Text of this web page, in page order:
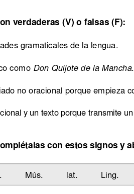
verdaderas (V) o falsas (F):
gramaticales de la lengua.
como Don Quijote de la Mancha.
no oracional porque empieza
y un texto porque transmite
con estos signos y
Mús. lat. Ling.